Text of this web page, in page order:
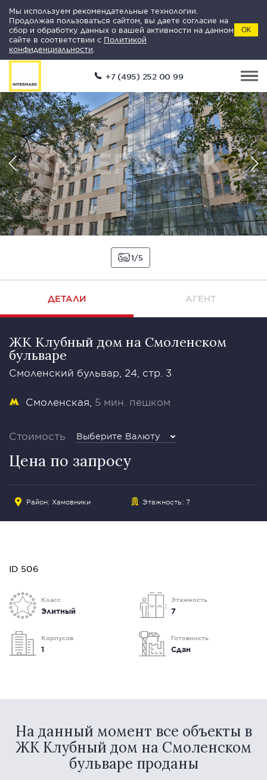
Мы используем рекомендательные технологии.
Продолжая пользоваться сайтом, вы даете согласие на
сбор и обработку данных о вашей активности на данном
сайте в соответствии с Политикой
конфиденциальности
ОК
+7 (495) 252 00 99
1 5
ДЕТАЛИ АГЕНТ
ЖК Клубный дом на Смоленском
бульваре
Смоленский бульвар, 24, стр. 3
Смоленская 5 мин. пешком
Стоимость Выберите Валюту
Цена по запросу
Район: Хамовники Этажность: 7
ID 506
Класс
Элитный
Этажность
7
Корпусов
1
Готовность
Сдан
На данный момент все объекты в
ЖК Клубный дом на Смоленском
бульваре проданы